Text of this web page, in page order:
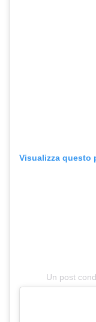
Visualizza questo
Un post